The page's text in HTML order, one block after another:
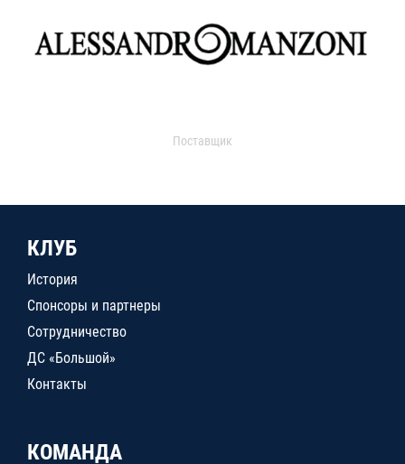
Поставщик
КЛУБ
История
Спонсоры и партнеры
Сотрудничество
ДС «Большой»
Контакты
КОМАНДА